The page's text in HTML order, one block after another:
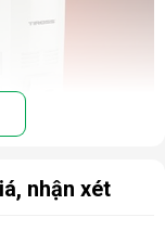
nhận xét